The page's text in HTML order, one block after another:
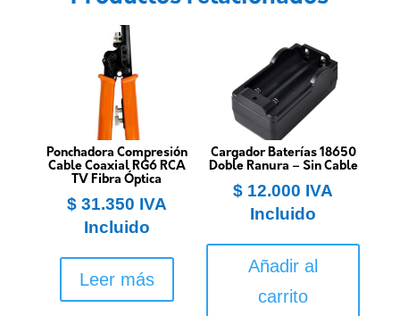
Ponchadora Compresión
Cable Coaxial RG6 RCA
TV Fibra Óptica
$31.350 IVA
Incluido
Leer más
Cargador Baterías 18650
Doble Ranura – Sin Cable
$ 12.000 IVA
Incluido
Añadir al
carrito